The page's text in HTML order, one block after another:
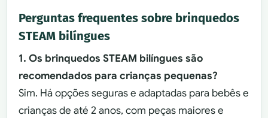
Perguntas frequentes sobre brinquedos
STEAM bilíngues
1. Os brinquedos STEAM bilíngues são
recomendados para crianças pequenas?
Sim. Há opções seguras e adaptadas para bebês e
crianças de até 2 anos, com peças maiores e